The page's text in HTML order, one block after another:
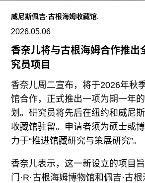
往期内容
联系我们
关注我们
威尼斯佩吉·古根海姆收藏馆
2026.05.06
香奈儿将与古根海姆合作推出
究员项目
香奈儿周二宣布，将于2026年秋
馆合作，正式推出一项为期一年
划。研究员将先后在纽约和威尼
收藏馆驻留。申请者须为硕士或
力于“推进馆藏研究与策展研究”。
香奈儿表示，这一新设立的项目
门·R·古根海姆博物馆和佩吉·古